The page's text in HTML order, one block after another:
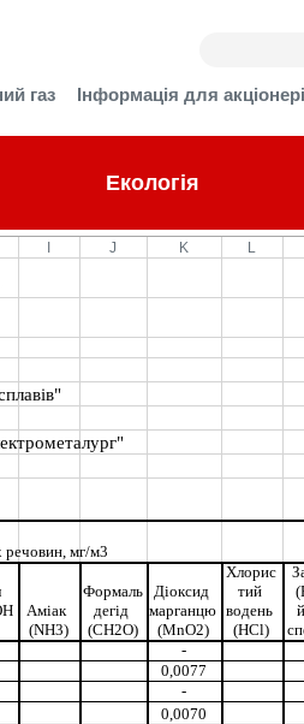
газ Інформація для
Екологія
J K L
Аміак
(NH3)
Формаль
дегід
(CH2O)
Діоксид
марганцю
(MnO2)
Хлорис
тий
водень
(HCl)
-
0,0077
-
0,0070
мг/м3